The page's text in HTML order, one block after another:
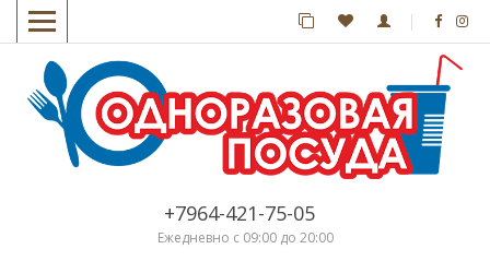
+7964-421-75-05
Ежедневно с 09:00 до 20:00